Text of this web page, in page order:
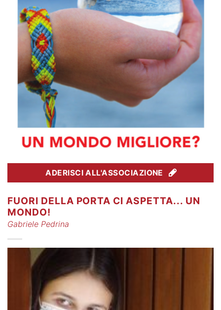
ADERISCI ALL'ASSOCIAZIONE
FUORI DELLA PORTA CI ASPETTA... UN
MONDO!
Gabriele Pedrina